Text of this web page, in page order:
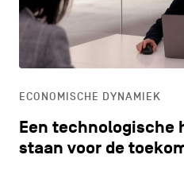
ECONOMISCHE DYNAMIEK
Een technologische
staan voor de